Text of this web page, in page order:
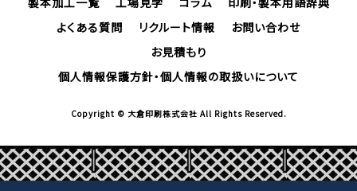
よくある質問
リクルート情報
お問い合わせ
お見積もり
個人情報保護方針・個人情報の取扱いについて
Copyright © 大倉印刷株式会社 All Rights Reserved.